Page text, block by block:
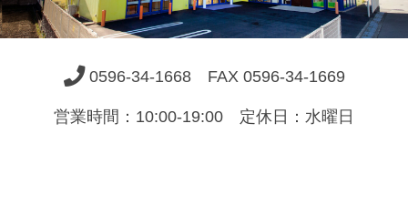
サービス
Service
フレーム 0596-34-1668FAX 0596-34-1669
営業時間：10:00-19:00 定休日：水曜日